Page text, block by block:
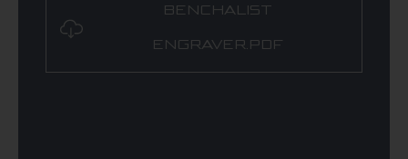
BENCHALIST
ENGRAVER.PDF